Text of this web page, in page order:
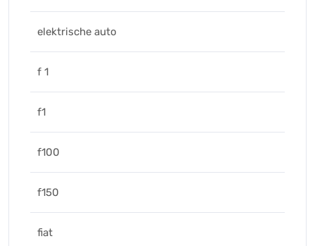
elektrische auto
f 1
f1
f100
f150
fiat